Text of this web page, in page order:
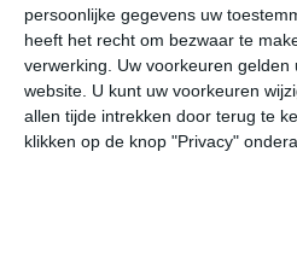
persoonlijke gegevens uw
heeft het recht om bezwaar te
verwerking. Uw voorkeuren gelden
website. U kunt uw voorkeuren
allen tijde intrekken door terug te
klikken op de knop "Privacy"
10:00 13:00
10:00 13:00